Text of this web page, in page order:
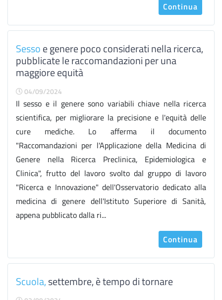
Continua
Sessoe genere poco considerati nella ricerca,
pubblicate le raccomandazioni per una
maggiore equità
04/09/2024
Il sesso e il genere sono variabili chiave nella ricerca
scientifica, per migliorare la precisione e l'equità delle
cure mediche. Lo afferma il documento
"Raccomandazioni per l'Applicazione della Medicina di
Genere nella Ricerca Preclinica, Epidemiologica e
Clinica", frutto del lavoro svolto dal gruppo di lavoro
"Ricerca e Innovazione" dell'Osservatorio dedicato alla
medicina di genere dell'Istituto Superiore di Sanità,
appena pubblicato dalla ri...
Continua
Scuola,settembre, è tempo di tornare